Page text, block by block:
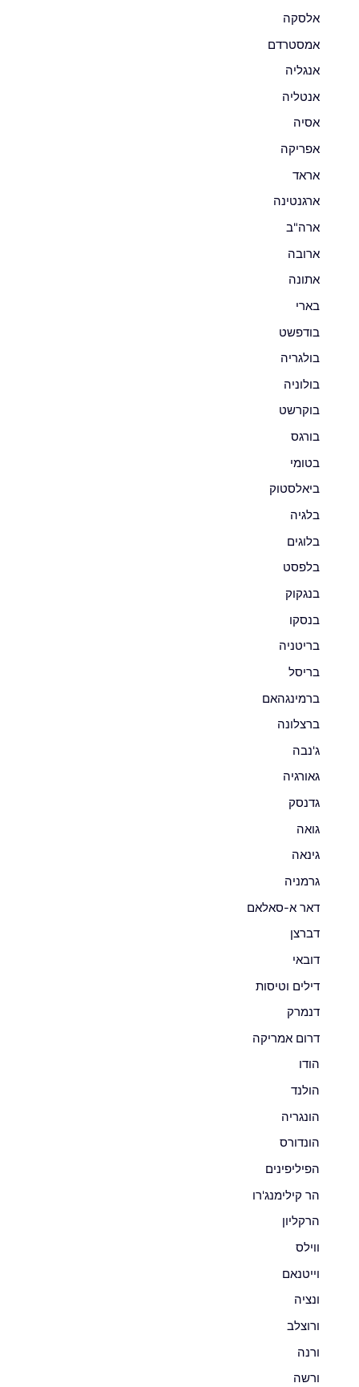
אלסקה
אמסטרדם
אנגליה
אנטליה
אסיה
אפריקה
אראד
ארגנטינה
ארה"ב
ארובה
אתונה
בארי
בודפשט
בולגריה
בולוניה
בוקרשט
בורגס
בטומי
ביאלסטוק
בלגיה
בלוגים
בלפסט
בנגקוק
בנסקו
בריטניה
בריסל
ברמינגהאם
ברצלונה
ג'נבה
גאורגיה
גדנסק
גואה
גינאה
גרמניה
דאר א-סאלאם
דברצן
דובאי
דילים וטיסות
דנמרק
דרום אמריקה
הודו
הולנד
הונגריה
הונדורס
הפיליפינים
הר קילימנג'רו
הרקליון
ווילס
וייטנאם
ונציה
ורוצלב
ורנה
ורשה